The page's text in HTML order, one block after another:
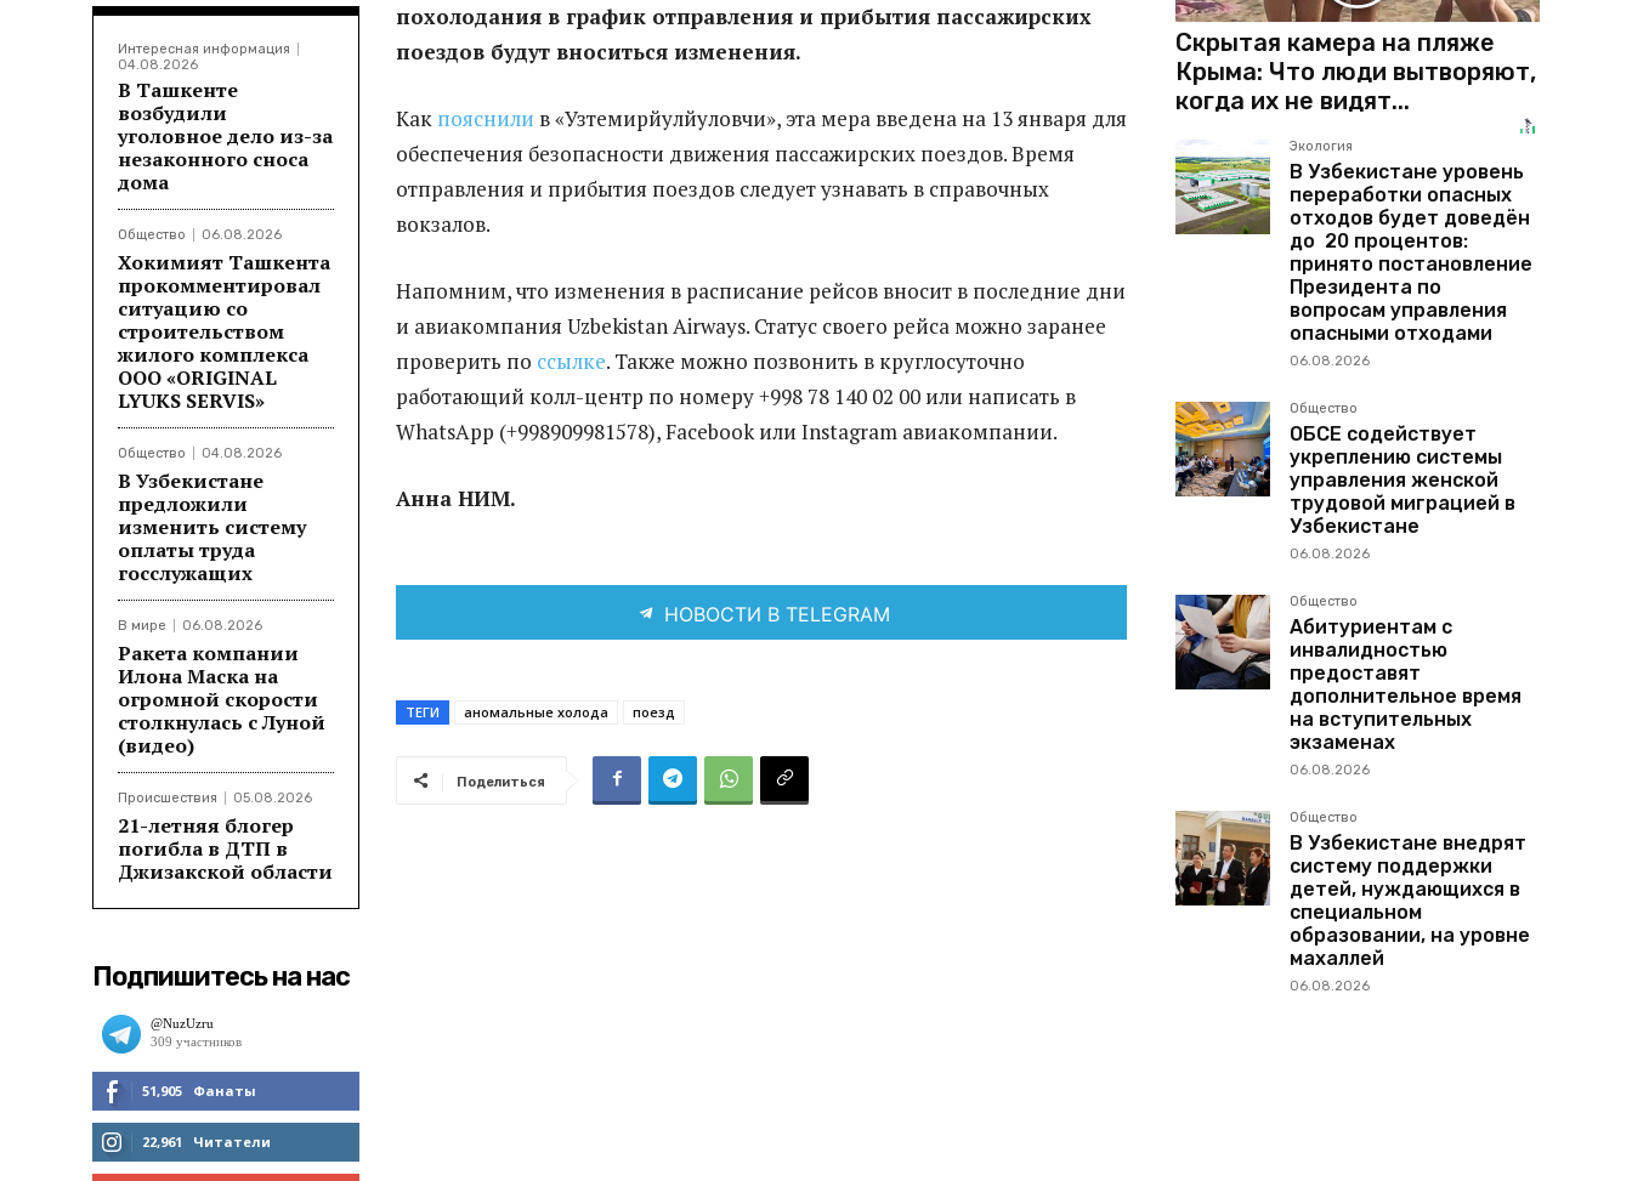
Интересная информация
04.08.2026
В Ташкенте
возбудили
уголовное дело из-за
незаконного сноса
дома
Общество 06.08.2026
Хокимият Ташкента
прокомментировал
ситуацию со
строительством
жилого комплекса
ООО «ORIGINAL
LYUKS SERVIS»
Общество 04.08.2026
В Узбекистане
предложили
изменить систему
оплаты труда
госслужащих
В мире 06.08.2026
Ракета компании
Илона Маска на
огромной скорости
столкнулась с Луной
(видео)
Происшествия 05.08.2026
21-летняя блогер
погибла в ДТП в
Джизакской области
Подпишитесь на нас
51,905 Фанаты
МНЕ НРАВИТСЯ
22,961 Читатели
похолодания в график отправления и прибытия пассажирских
поездов будут вноситься изменения.
Как пояснили в «Узтемирйулйуловчи», эта мера введена на 13 января для
обеспечения безопасности движения пассажирских поездов. Время
отправления и прибытия поездов следует узнавать в справочных
вокзалов.
Напомним, что изменения в расписание рейсов вносит в последние дни
и авиакомпания Uzbekistan Airways. Статус своего рейса можно заранее
проверить по ссылке. Также можно позвонить в круглосуточно
работающий колл-центр по номеру +998 78 140 02 00 или написать в
WhatsApp (+998909981578), Facebook или Instagram авиакомпании.
Анна НИМ.
НОВОСТИ В TELEGRAM
ТЕГИ аномальные холода поезд
Поделиться
Скрытая камера на пляже
Крыма: Что люди вытворяют,
когда их не видят...
Экология
В Узбекистане уровень
переработки опасных
отходов будет доведён
до 20 процентов:
принято постановление
Президента по
вопросам управления
опасными отходами
06.08.2026
Общество
ОБСЕ содействует
укреплению системы
управления женской
трудовой миграцией в
Узбекистане
06.08.2026
Общество
Абитуриентам с
инвалидностью
предоставят
дополнительное время
на вступительных
экзаменах
06.08.2026
Общество
В Узбекистане внедрят
систему поддержки
детей, нуждающихся в
специальном
образовании, на уровне
махаллей
06.08.2026